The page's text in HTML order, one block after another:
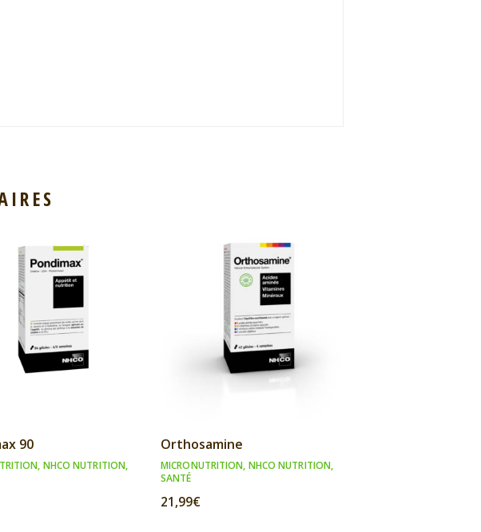
90
, NHCO NUTRITION,
Orthosamine
MICRONUTRITION, NHCO NUTRITION,
SANTÉ
21,99€